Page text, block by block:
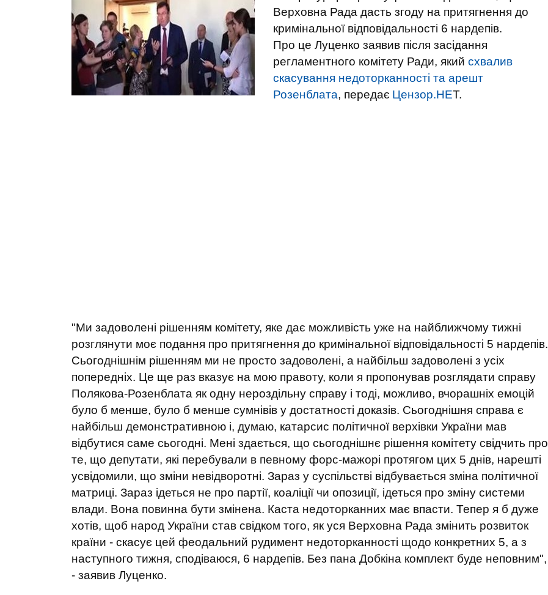
Верховна Рада дасть згоду на притягнення до
кримінальної відповідальності 6 нардепів.
Про це Луценко заявив після засідання
регламентного комітету Ради, який схвалив
скасування недоторканності та арешт
Розенблата, передає Цензор.НЕТ.
"Ми задоволені рішенням комітету, яке дає можливість уже на найближчому тижні
розглянути моє подання про притягнення до кримінальної відповідальності 5 нардепів.
Сьогоднішнім рішенням ми не просто задоволені, а найбільш задоволені з усіх
попередніх. Це ще раз вказує на мою правоту, коли я пропонував розглядати справу
Полякова-Розенблата як одну нероздільну справу і тоді, можливо, вчорашніх емоцій
було б менше, було б менше сумнівів у достатності доказів. Сьогоднішня справа є
найбільш демонстративною і, думаю, катарсис політичної верхівки України мав
відбутися саме сьогодні. Мені здається, що сьогоднішнє рішення комітету свідчить про
те, що депутати, які перебували в певному форс-мажорі протягом цих 5 днів, нарешті
усвідомили, що зміни невідворотні. Зараз у суспільстві відбувається зміна політичної
матриці. Зараз ідеться не про партії, коаліції чи опозиції, ідеться про зміну системи
влади. Вона повинна бути змінена. Каста недоторканних має впасти. Тепер я б дуже
хотів, щоб народ України став свідком того, як уся Верховна Рада змінить розвиток
країни - скасує цей феодальний рудимент недоторканності щодо конкретних 5, а з
наступного тижня, сподіваюся, 6 нардепів. Без пана Добкіна комплект буде неповним",
- заявив Луценко.